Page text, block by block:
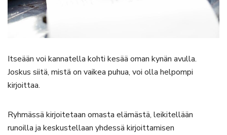
Itseään voi kannatella kohti kesää oman kynän avulla.
Joskus siitä, mistä on vaikea puhua, voi olla helpompi
kirjoittaa.
Ryhmässä kirjoitetaan omasta elämästä, leikitellään
runoilla ja keskustellaan yhdessä kirjoittamisen